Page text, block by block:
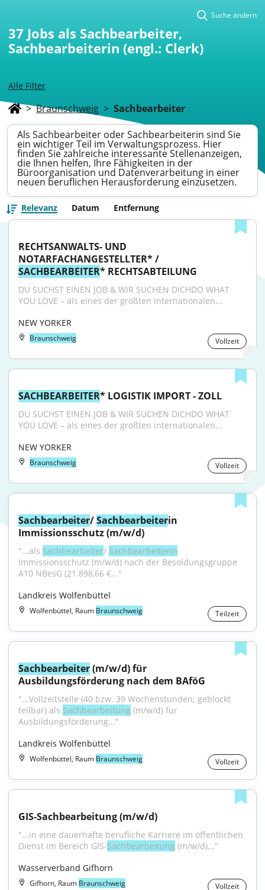
Alle Filter
Suche ändern
37 Jobs als Sachbearbeiter,
Sachbearbeiterin (engl.: Clerk)
> Braunschweig > Sachbearbeiter
Als Sachbearbeiter oder Sachbearbeiterin sind Sie
ein wichtiger Teil im Verwaltungsprozess. Hier
finden Sie zahlreiche interessante Stellenanzeigen,
die Ihnen helfen, Ihre Fähigkeiten in der
Büroorganisation und Datenverarbeitung in einer
neuen beruflichen Herausforderung einzusetzen.
Relevanz Datum Entfernung
RECHTSANWALTS- UND
SACHBEARBEITER* RECHTSABTEILUNG
DU SUCHST EINEN JOB & WIR SUCHEN DICHDO WHAT
YOU LOVE – als eines der größten internationalen...
NEW YORKER
Braunschweig Vollzeit
SACHBEARBEITER* LOGISTIK IMPORT - ZOLL
DU SUCHST EINEN JOB & WIR SUCHEN DICHDO WHAT
YOU LOVE – als eines der größten internationalen...
NEW YORKER
Braunschweig Vollzeit
Sachbearbeiter/ Sachbearbeiterin
Immissionsschutz (m/w/d)
"...als Sachbearbeiter/ Sachbearbeiterin
Immissionsschutz (m/w/d) nach der Besoldungsgruppe
A10 NBesG (21.898,66 €..."
Landkreis Wolfenbüttel
Wolfenbüttel, Raum Braunschweig Teilzeit
Sachbearbeiter (m/w/d) für
Ausbildungsförderung nach dem BAföG
"...Vollzeitstelle (40 bzw. 39 Wochenstunden; geblockt
teilbar) als Sachbearbeitung (m/w/d) für
Ausbildungsförderung..."
Landkreis Wolfenbüttel
Wolfenbüttel, Raum Braunschweig Vollzeit
GIS-Sachbearbeitung (m/w/d)
"...in eine dauerhafte berufliche Karriere im öffentlichen
Dienst im Bereich GIS-Sachbearbeitung (m/w/d)..."
Wasserverband Gifhorn
Gifhorn, Raum Braunschweig Vollzeit